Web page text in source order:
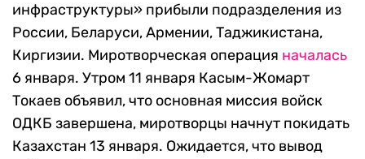
инфраструктуры» прибыли подразделения из
России, Беларуси, Армении, Таджикистана,
Киргизии. Миротворческая операция началась
6 января. Утром 11 января Касым-Жомарт
Токаев объявил, что основная миссия войск
ОДКБ завершена, миротворцы начнут покидать
Казахстан 13 января. Ожидается, что вывод